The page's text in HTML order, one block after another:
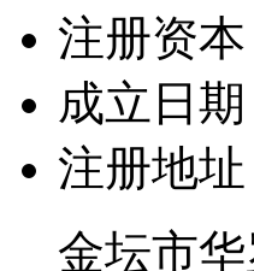
注册资本
成立日期
注册地址
金坛市